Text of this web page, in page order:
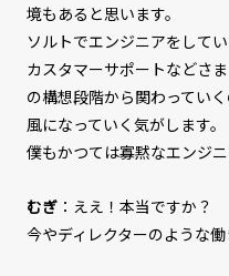
境もあると思います。
ソルトでエンジニアをして
カスタマーサポートなどさ
の構想段階から関わってい
風になっていく気がします。
僕もかつては寡黙なエンジニ
むぎ：ええ！本当ですか？
今やディレクターのような働